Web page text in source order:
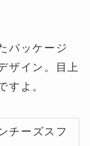
パッケージ
ザイン。目上
すよ。
チーズスフ